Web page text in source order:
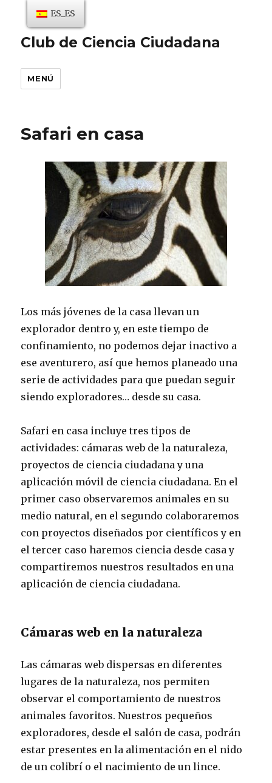
Club de Ciencia Ciudadana
MENÚ
Safari en casa
Los más jóvenes de la casa llevan un
explorador dentro y, en este tiempo de
confinamiento, no podemos dejar inactivo a
ese aventurero, así que hemos planeado una
serie de actividades para que puedan seguir
siendo exploradores… desde su casa.
Safari en casa incluye tres tipos de
actividades: cámaras web de la naturaleza,
proyectos de ciencia ciudadana y una
aplicación móvil de ciencia ciudadana. En el
primer caso observaremos animales en su
medio natural, en el segundo colaboraremos
con proyectos diseñados por científicos y en
el tercer caso haremos ciencia desde casa y
compartiremos nuestros resultados en una
aplicación de ciencia ciudadana.
Cámaras web en la naturaleza
Las cámaras web dispersas en diferentes
lugares de la naturaleza, nos permiten
observar el comportamiento de nuestros
animales favoritos. Nuestros pequeños
exploradores, desde el salón de casa, podrán
estar presentes en la alimentación en el nido
de un colibrí o el nacimiento de un lince.
ES_ES